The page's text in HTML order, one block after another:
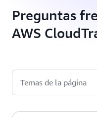
Preguntas
AWS
Temas de la página